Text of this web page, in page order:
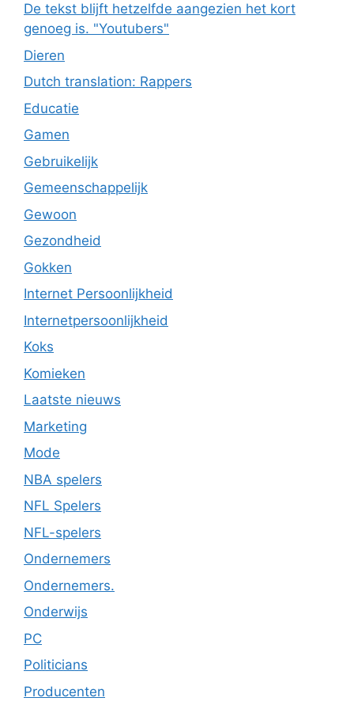
De tekst blijft hetzelfde aangezien het kort
genoeg is. "Youtubers"
Dieren
Dutch translation: Rappers
Educatie
Gamen
Gebruikelijk
Gemeenschappelijk
Gewoon
Gezondheid
Gokken
Internet Persoonlijkheid
Internetpersoonlijkheid
Koks
Komieken
Laatste nieuws
Marketing
Mode
NBA spelers
NFL Spelers
NFL-spelers
Ondernemers
Ondernemers.
Onderwijs
PC
Politicians
Producenten